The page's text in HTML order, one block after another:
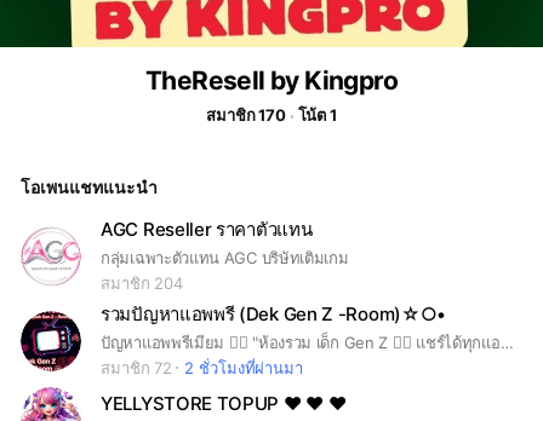
TheResell by Kingpro
สมาชิก 170 โน้ต 1
โอเพนแชทแนะนำ
AGC Reseller ราคาตัวแทน
กลุ่มเฉพาะตัวแทน AGC บริษัทเติมเกม
สมาชิก 204
รวมปัญหาแอพพรี (Dek Gen Z -Room)☆○•
ปัญหาแอพพรีเมียม 😮‍💨 "ห้องรวม เด็ก Gen Z 😮‍💨 แชร์ได้ทุกแอป: Netflix, Spotify, YouTube, Disney+ มีปัญหา มารวมกันตรงนี้ 💸 ห้องนี้มีไว้แลกเปลี่ยน Pain Points เท่านั้น ใครแอบเนียนโดนบล็อกน้า 🙅‍♀️
สมาชิก 72
2 ชั่วโมงที่ผ่านมา
YELLYSTORE TOPUP ♥ ♥ ♥